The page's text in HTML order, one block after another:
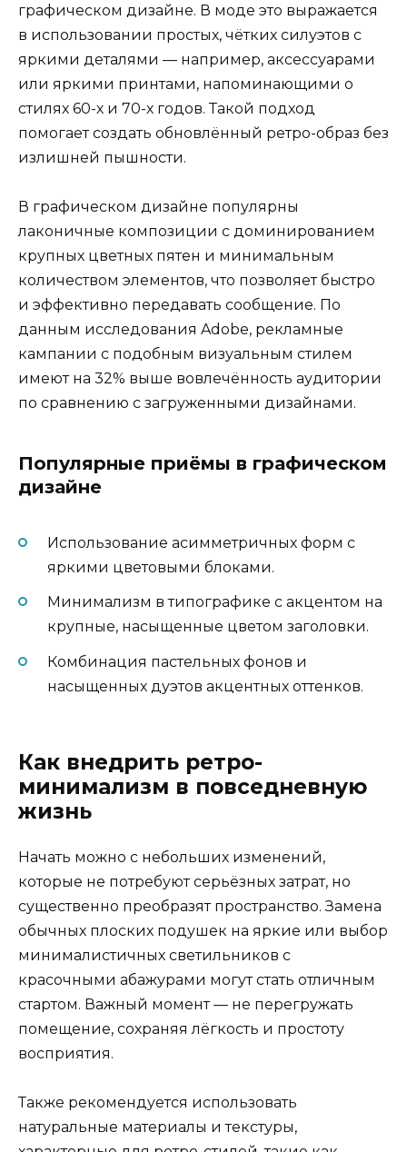
графическом дизайне. В моде это выражается
в использовании простых, чётких силуэтов с
яркими деталями — например, аксессуарами
или яркими принтами, напоминающими о
стилях 60-х и 70-х годов. Такой подход
помогает создать обновлённый ретро-образ без
излишней пышности.
В графическом дизайне популярны
лаконичные композиции с доминированием
крупных цветных пятен и минимальным
количеством элементов, что позволяет быстро
и эффективно передавать сообщение. По
данным исследования Adobe, рекламные
кампании с подобным визуальным стилем
имеют на 32% выше вовлечённость аудитории
по сравнению с загруженными дизайнами.
Популярные приёмы в графическом
дизайне
Использование асимметричных форм с
яркими цветовыми блоками.
Минимализм в типографике с акцентом на
крупные, насыщенные цветом заголовки.
Комбинация пастельных фонов и
насыщенных дуэтов акцентных оттенков.
Как внедрить ретро-
минимализм в повседневную
жизнь
Начать можно с небольших изменений,
которые не потребуют серьёзных затрат, но
существенно преобразят пространство. Замена
обычных плоских подушек на яркие или выбор
минималистичных светильников с
красочными абажурами могут стать отличным
стартом. Важный момент — не перегружать
помещение, сохраняя лёгкость и простоту
восприятия.
Также рекомендуется использовать
натуральные материалы и текстуры,